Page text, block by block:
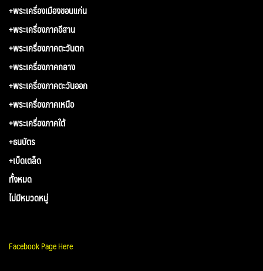
+พระเครื่องเมืองขอนแก่น
+พระเครื่องภาคอีสาน
+พระเครื่องภาคตะวันตก
+พระเครื่องภาคกลาง
+พระเครื่องภาคตะวันออก
+พระเครื่องภาคเหนือ
+พระเครื่องภาคใต้
+ธนบัตร
+เบ็ดเตล็ด
ทั้งหมด
ไม่มีหมวดหมู่
Facebook Page Here